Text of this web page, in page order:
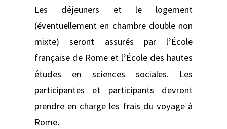
Les déjeuners et le logement
(éventuellement en chambre double non
mixte) seront assurés par l’École
française de Rome et l’École des hautes
études en sciences sociales. Les
participantes et participants devront
prendre en charge les frais du voyage à
Rome.